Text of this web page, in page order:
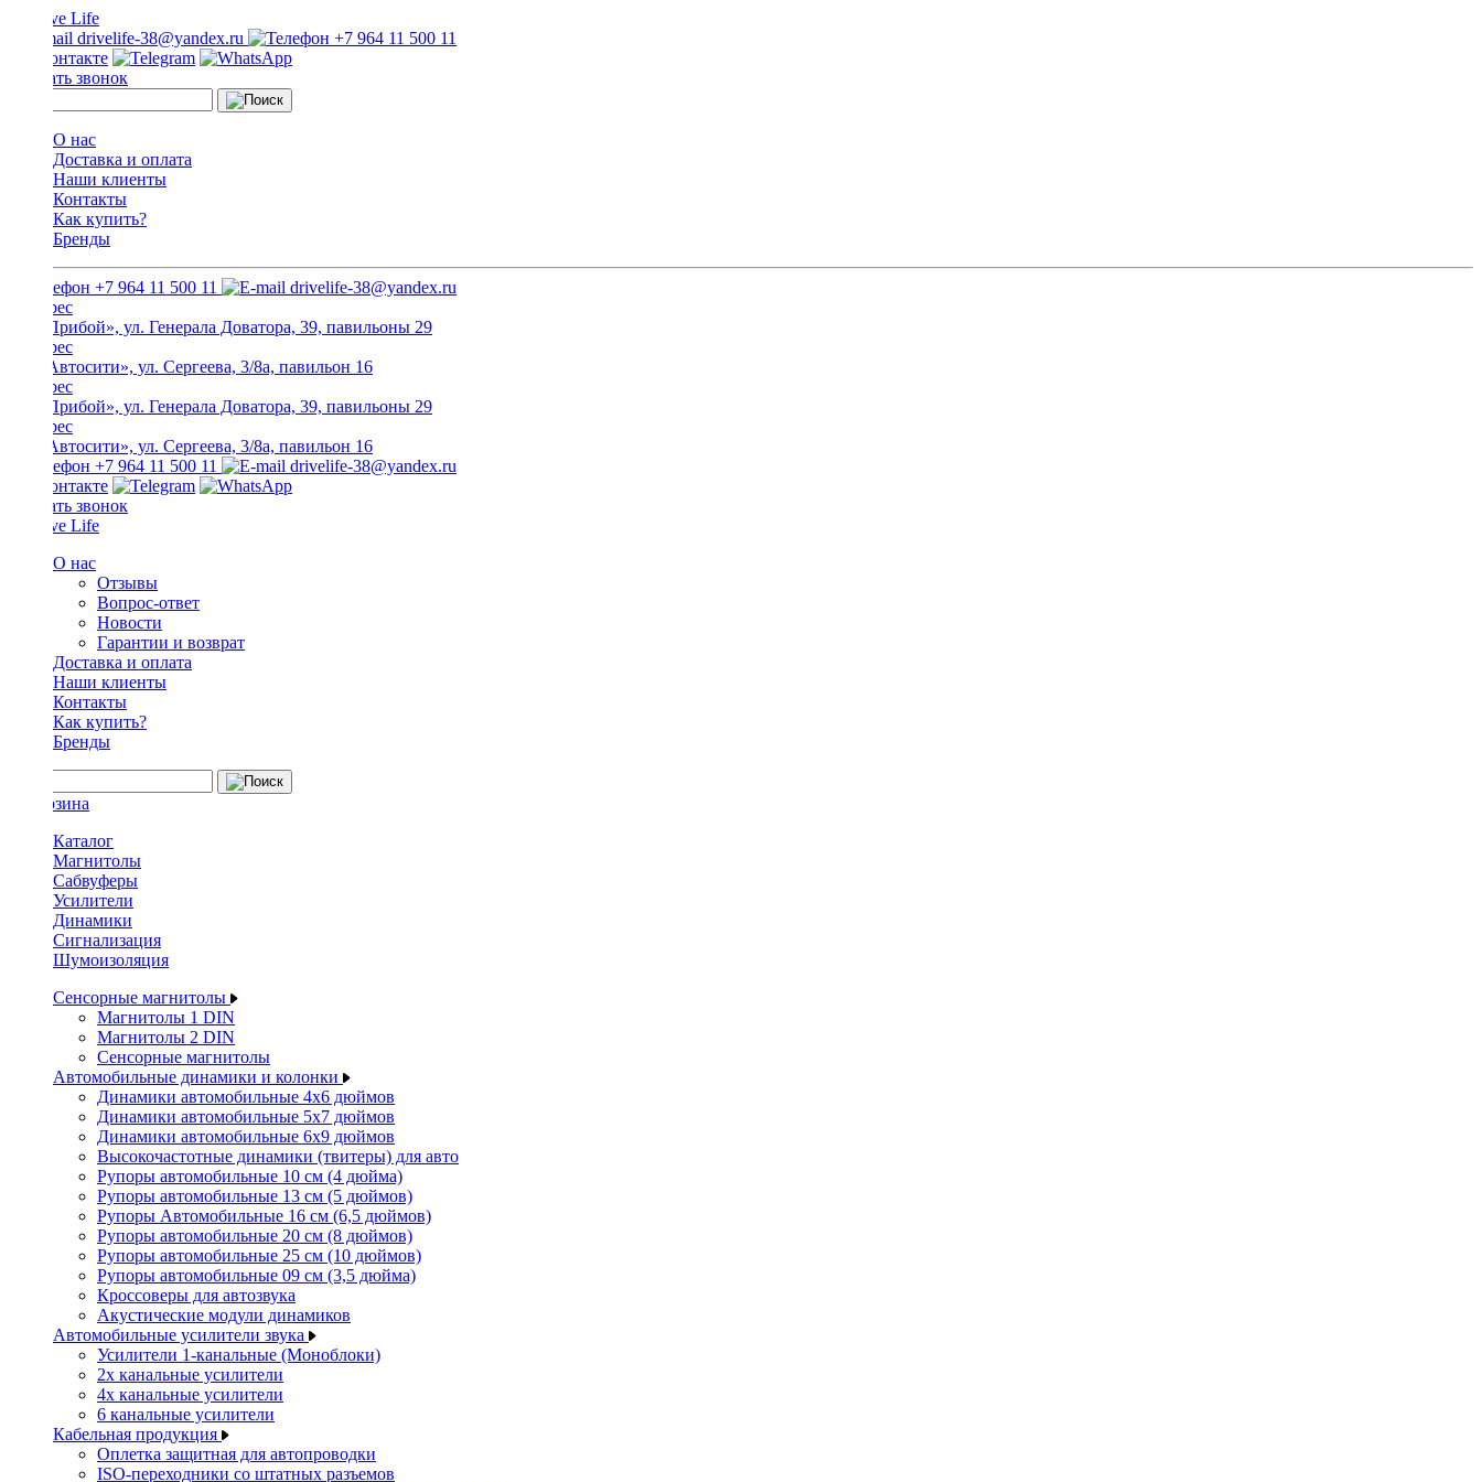
drivelife-38@yandex.ru +7 964 11 500 11
Заказать звонок
О нас
Доставка и оплата
Наши клиенты
Контакты
Как купить?
Бренды
+7 964 11 500 11 drivelife-38@yandex.ru
ТЦ «Прибой», ул. Генерала Доватора, 39, павильоны 29
ТЦ «Автосити», ул. Сергеева, 3/8а, павильон 16
ТЦ «Прибой», ул. Генерала Доватора, 39, павильоны 29
ТЦ «Автосити», ул. Сергеева, 3/8а, павильон 16
+7 964 11 500 11
drivelife-38@yandex.ru
Заказать звонок
О нас
Отзывы
Вопрос-ответ
Новости
Гарантии и возврат
Доставка и оплата
Наши клиенты
Контакты
Как купить?
Бренды
Каталог
Магнитолы
Сабвуферы
Усилители
Динамики
Сигнализация
Шумоизоляция
Сенсорные магнитолы
Магнитолы 1 DIN
Магнитолы 2 DIN
Сенсорные магнитолы
Автомобильные динамики и колонки
Динамики автомобильные 4x6 дюймов
Динамики автомобильные 5x7 дюймов
Динамики автомобильные 6x9 дюймов
Высокочастотные динамики (твитеры) для авто
Рупоры автомобильные 10 см (4 дюйма)
Рупоры автомобильные 13 см (5 дюймов)
Рупоры Автомобильные 16 см (6,5 дюймов)
Рупоры автомобильные 20 см (8 дюймов)
Рупоры автомобильные 25 см (10 дюймов)
Рупоры автомобильные 09 см (3,5 дюйма)
Кроссоверы для автозвука
Акустические модули динамиков
Автомобильные усилители звука
Усилители 1-канальные (Моноблоки)
2х канальные усилители
4х канальные усилители
6 канальные усилители
Кабельная продукция
Оплетка защитная для автопроводки
ISO-переходники со штатных разъемов